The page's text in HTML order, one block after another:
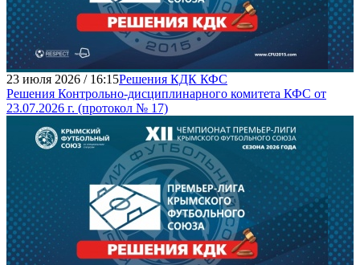
23 июля 2026 / 16:15Решения КДК КФС
Решения Контрольно-дисциплинарного комитета КФС от
23.07.2026 г. (протокол № 17)